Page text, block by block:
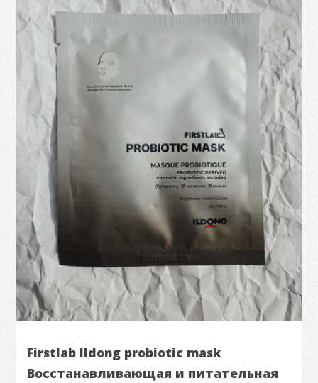
Firstlab Ildong probiotic mask
Восстанавливающая и питательная